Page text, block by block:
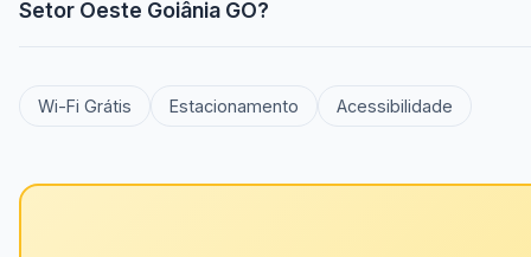
Setor Oeste Goiânia GO?
Wi-Fi Grátis Estacionamento Acessibilidade